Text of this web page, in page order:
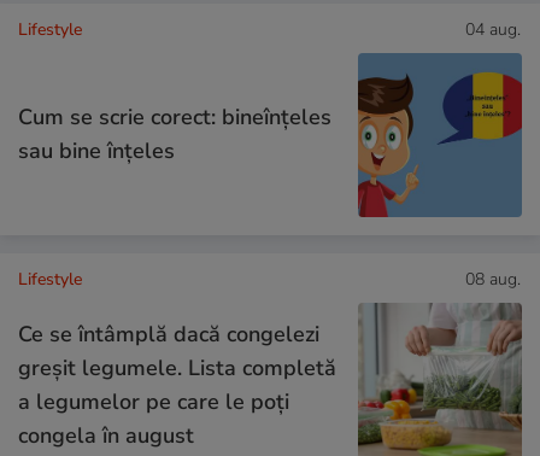
Lifestyle 04 aug.
Cum se scrie corect: bineînțeles
sau bine înțeles
Lifestyle 08 aug.
Ce se întâmplă dacă congelezi
greșit legumele. Lista completă
a legumelor pe care le poți
congela în august